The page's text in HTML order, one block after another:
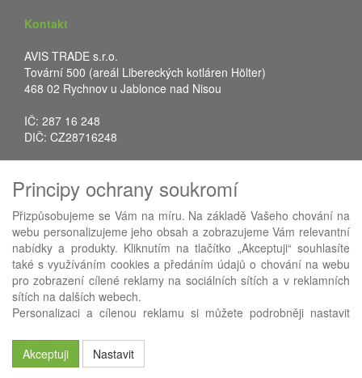
Kontakt
AVIS TRADE s.r.o.
Tovární 500 (areál Libereckých kotláren Hölter)
468 02 Rychnov u Jablonce nad Nisou
IČ: 287 16 248
DIČ: CZ28716248
Fax: +420 483 034 590
E-mail:info@avistrade.cz
Web:www.avistrade.cz
Používáme ABRA eShop- nejlepší řešení e-commerce pro náš
Principy ochrany soukromí
Přizpůsobujeme se Vám na míru. Na základě Vašeho chování na
webu personalizujeme jeho obsah a zobrazujeme Vám relevantní
nabídky a produkty. Kliknutím na tlačítko „Akceptuji“ souhlasíte
také s využíváním cookies a předáním údajů o chování na webu
pro zobrazení cílené reklamy na sociálních sítích a v reklamních
sítích na dalších webech.
Personalizaci a cílenou reklamu si můžete podrobněji nastavit
Akceptuji
Nastavit